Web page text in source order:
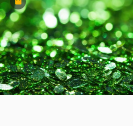
Premium